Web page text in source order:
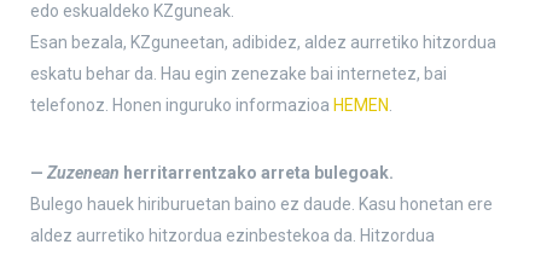
edo eskualdeko KZguneak.
Esan bezala, KZguneetan, adibidez, aldez aurretiko hitzordua
eskatu behar da. Hau egin zenezake bai internetez, bai
telefonoz. Honen inguruko informazioa HEMEN.
— Zuzenean herritarrentzako arreta bulegoak.
Bulego hauek hiriburuetan baino ez daude. Kasu honetan ere
aldez aurretiko hitzordua ezinbestekoa da. Hitzordua